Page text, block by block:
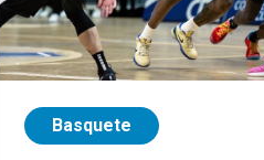
Basquete